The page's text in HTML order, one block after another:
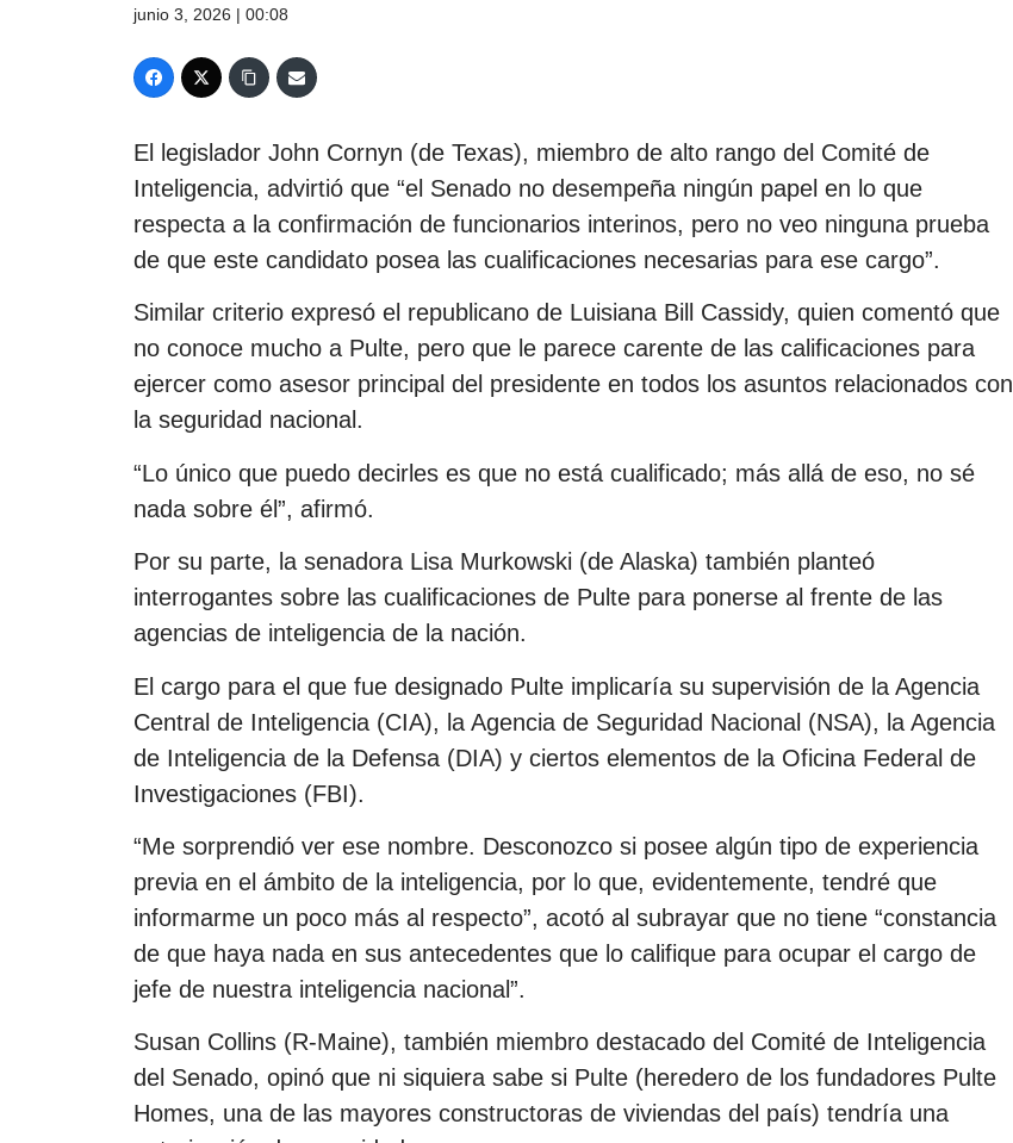
junio 3, 2026 | 00:08
El legislador John Cornyn (de Texas), miembro de alto rango del Comité de
Inteligencia, advirtió que “el Senado no desempeña ningún papel en lo que
respecta a la confirmación de funcionarios interinos, pero no veo ninguna prueba
de que este candidato posea las cualificaciones necesarias para ese cargo”.
Similar criterio expresó el republicano de Luisiana Bill Cassidy, quien comentó que
no conoce mucho a Pulte, pero que le parece carente de las calificaciones para
ejercer como asesor principal del presidente en todos los asuntos relacionados con
la seguridad nacional.
“Lo único que puedo decirles es que no está cualificado; más allá de eso, no sé
nada sobre él”, afirmó.
Por su parte, la senadora Lisa Murkowski (de Alaska) también planteó
interrogantes sobre las cualificaciones de Pulte para ponerse al frente de las
agencias de inteligencia de la nación.
El cargo para el que fue designado Pulte implicaría su supervisión de la Agencia
Central de Inteligencia (CIA), la Agencia de Seguridad Nacional (NSA), la Agencia
de Inteligencia de la Defensa (DIA) y ciertos elementos de la Oficina Federal de
Investigaciones (FBI).
“Me sorprendió ver ese nombre. Desconozco si posee algún tipo de experiencia
previa en el ámbito de la inteligencia, por lo que, evidentemente, tendré que
informarme un poco más al respecto”, acotó al subrayar que no tiene “constancia
de que haya nada en sus antecedentes que lo califique para ocupar el cargo de
jefe de nuestra inteligencia nacional”.
Susan Collins (R-Maine), también miembro destacado del Comité de Inteligencia
del Senado, opinó que ni siquiera sabe si Pulte (heredero de los fundadores Pulte
Homes, una de las mayores constructoras de viviendas del país) tendría una